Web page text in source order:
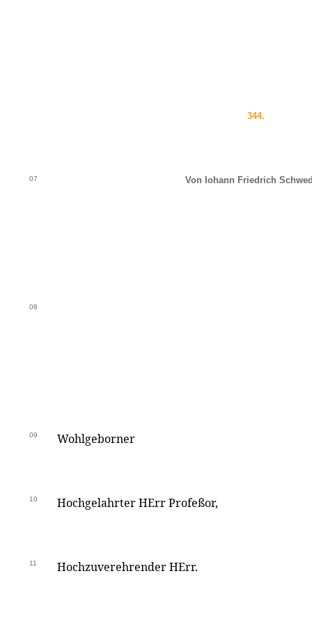
344.
07 Von Iohann Friedrich
08
09 Wohlgeborner
10 Hochgelahrter HErr Profeßor,
11 Hochzuverehrender HErr.